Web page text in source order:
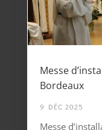
Messe
Bordeaux
9 DÉC 2025
Messe